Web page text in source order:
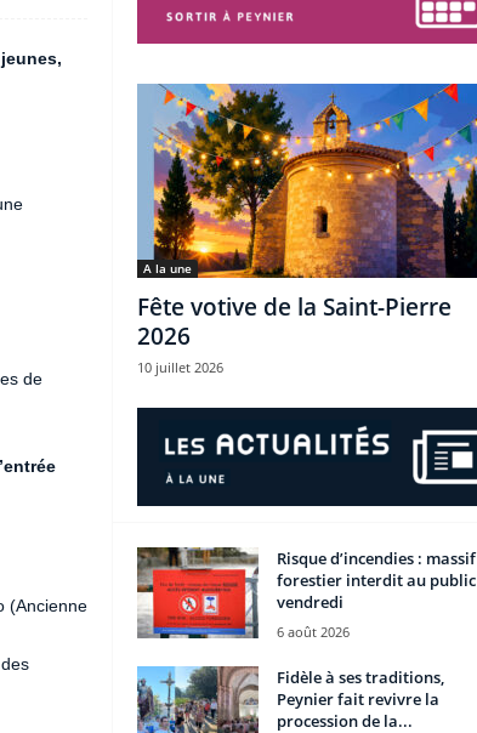
de
(Ancienne
A la une
Fête votive de la Saint-Pierre
2026
10 juillet 2026
Risque d’incendies : massif
forestier interdit au public
vendredi
6 août 2026
Fidèle à ses traditions,
Peynier fait revivre la
procession de la...